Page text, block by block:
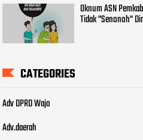
Oknum ASN
Tidak "Senonoh"
CATEGORIES
Adv DPRD Wajo
Adv.daerah